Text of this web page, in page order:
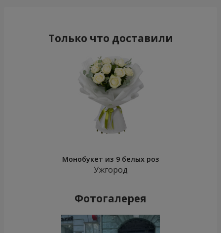
Только что доставили
Монобукет из 9 белых роз
Ужгород
Фотогалерея